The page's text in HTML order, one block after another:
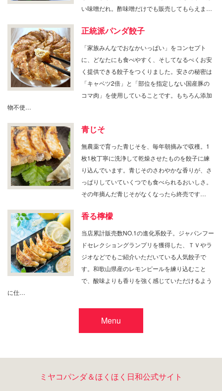
い味噌だれ。酢味噌だけでも販売してもらえま…
正統派パンダ餃子
「家族みんなでおなかいっぱい」をコンセプト
に、どなたにも食べやすく、そしてなるべくお安
く提供できる餃子をつくりました。安さの秘密は
「キャベツ2倍」と「部位を指定しない国産豚の
コマ肉」を使用していることです。もちろん添加
物不使…
青じそ
無農薬で育った青じそを、毎年朝摘みで収穫。1
枚1枚丁寧に洗浄して乾燥させたものを餃子に練
り込んでいます。青じそのさわやかな香りが、さ
っぱりしていていくつでも食べられるおいしさ。
その年摘んだ青じそがなくなったら終売です…
香る檸檬
当店累計販売数NO.1の進化系餃子。ジャパンフー
ドセレクショングランプリを獲得した、ＴＶやラ
ジオなどでもご紹介いただいている人気餃子で
す。和歌山県産のレモンピールを練り込むこと
で、酸味よりも香りを強く感じていただけるよう
に仕…
Menu
ミヤコパンダ＆ほくほく日和公式サイト